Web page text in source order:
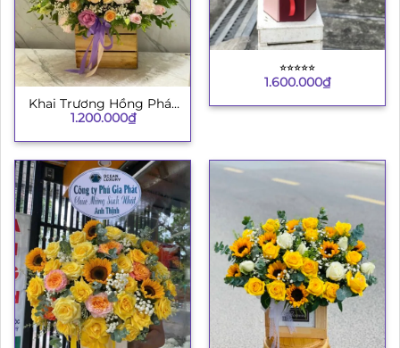
Khai Trương Hồng Phát
4
1.200.000₫
⭐︎⭐︎⭐︎⭐︎⭐︎
1.600.000₫